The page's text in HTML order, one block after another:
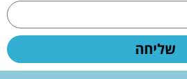
שליחה